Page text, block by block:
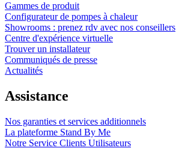
Gammes de produit
Configurateur de pompes à chaleur
Showrooms : prenez rdv avec nos conseillers
Centre d'expérience virtuelle
Trouver un installateur
Communiqués de presse
Actualités
Assistance
Nos garanties et services additionnels
La plateforme Stand By Me
Notre Service Clients Utilisateurs